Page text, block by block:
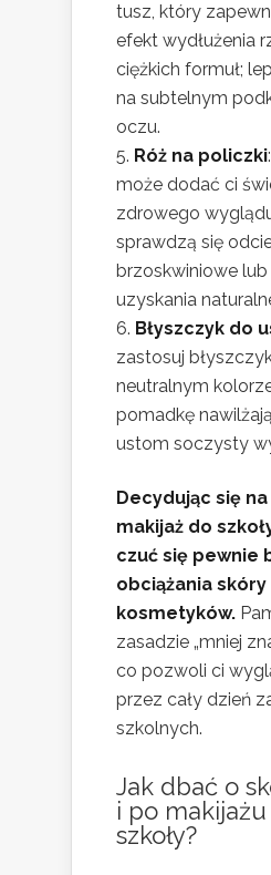
tusz, który
efekt wydłużenia
ciężkich formuł;
na subtelnym
oczu.
Róż na policzki
może dodać ci
zdrowego
sprawdzą się
brzoskwiniowe
uzyskania
Błyszczyk do
zastosuj
neutralnym
pomadkę
ustom soczysty
Decydując się
makijaż do
czuć się pewnie
obciążania
kosmetyków.
zasadzie „mniej
co pozwoli ci
przez cały dzień
szkolnych.
Jak dbać o
i po
szkoły?